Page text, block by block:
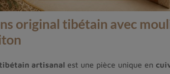
originaltibétain avec
artisanalest une pièce unique en